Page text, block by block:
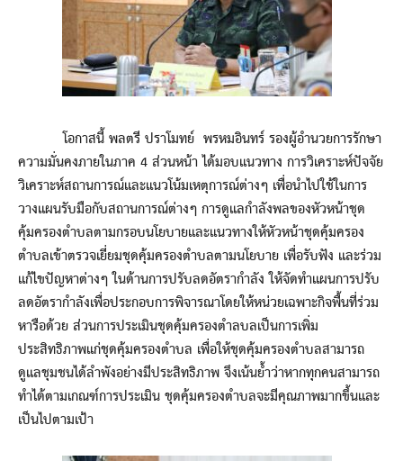
โอกาสนี้ พลตรี ปราโมทย์ พรหมอินทร์ รองผู้อำนวยการรักษา
ความมั่นคงภายในภาค 4 ส่วนหน้า ได้มอบแนวทาง การวิเคราะห์ปัจจัย
วิเคราะห์สถานการณ์และแนวโน้มเหตุการณ์ต่างๆ เพื่อนำไปใช้ในการ
วางแผนรับมือกับสถานการณ์ต่างๆ การดูแลกำลังพลของหัวหน้าชุด
คุ้มครองตำบลตามกรอบนโยบายและแนวทางให้หัวหน้าชุดคุ้มครอง
ตำบลเข้าตรวจเยี่ยมชุดคุ้มครองตำบลตามนโยบาย เพื่อรับฟัง และร่วม
แก้ไขปัญหาต่างๆ ในด้านการปรับลดอัตรากำลัง ให้จัดทำแผนการปรับ
ลดอัตรากำลังเพื่อประกอบการพิจารณาโดยให้หน่วยเฉพาะกิจพื้นที่ร่วม
หารือด้วย ส่วนการประเมินชุดคุ้มครองตำลบลเป็นการเพิ่ม
ประสิทธิภาพแก่ชุดคุ้มครองตำบล เพื่อให้ชุดคุ้มครองตำบลสามารถ
ดูแลชุมชนได้ลำพังอย่างมีประสิทธิภาพ จึงเน้นย้ำว่าหากทุกคนสามารถ
ทำได้ตามเกณฑ์การประเมิน ชุดคุ้มครองตำบลจะมีคุณภาพมากขึ้นและ
เป็นไปตามเป้า